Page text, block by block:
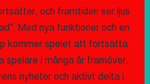
och framtiden ser ljus
Med nya funktioner och en
kommer spelet att fortsätta
spelare i många år framöver.
nyheter och aktivt delta i